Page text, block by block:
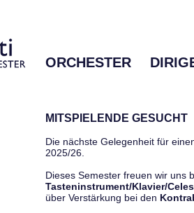
ORCHESTER
MITSPIELENDE GESUCHT
Die nächste Gelegenheit für
2025/26.
Dieses Semester freuen wir uns
Tasteninstrument/Klavier/
über Verstärkung bei den